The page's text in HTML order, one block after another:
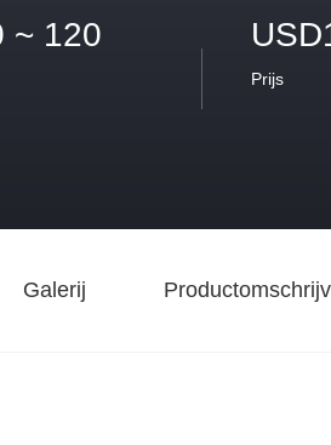
~ 120
Prijs
Galerij